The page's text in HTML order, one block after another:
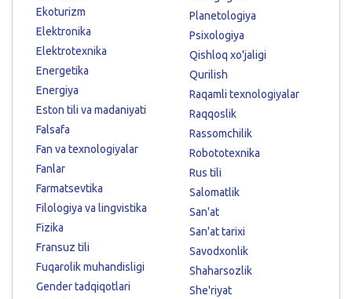
Ekoturizm
Elektronika
Elektrotexnika
Energetika
Energiya
Eston tili va madaniyati
Falsafa
Fan va texnologiyalar
Fanlar
Farmatsevtika
Filologiya va lingvistika
Fizika
Fransuz tili
Fuqarolik muhandisligi
Gender tadqiqotlari
Planetologiya
Psixologiya
Qishloq xo'jaligi
Qurilish
Raqamli texnologiyalar
Raqqoslik
Rassomchilik
Robototexnika
Rus tili
Salomatlik
San'at
San'at tarixi
Savodxonlik
Shaharsozlik
She'riyat